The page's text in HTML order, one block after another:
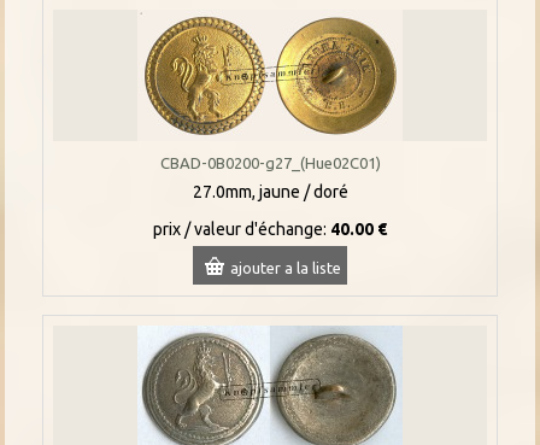
CBAD-0B0200-g27_(Hue02C01)
27.0mm, jaune / doré
prix / valeur d'échange: 40.00 €
ajouter a la liste